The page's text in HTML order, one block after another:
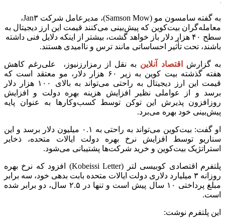
به گفته سامسون مو (Samson Mow)، مدیرعامل شرکت Jan۳،
معامله‌گران بیت‌کوین که پیش‌بینی می‌کنند قیمت این ارز دیجیتال به
سطح ۴۰ هزار دلار باز خواهد گشت، بیشتر از اینکه دلایل فنی داشته
باشند، تحت تأثیر احساساتی مانند ترس و ناامیدی هستند.
به گزارش اقتصاد آنلاین به نقل از
رمزارزنیوز، علی‌رغم کاهش
هفته گذشته بیت کوین به زیر ۶۰ هزار دلار، مو معتقد است که
قیمت این ارز دیجیتال به راحتی می‌تواند به بالای ۱۰۰ هزار دلار
برسد و از عواملی نظیر افزایش هزینه بهره دولت و افزایش
روزافزون پذیرش این توکن توسط کسب‌وکارها به عنوان پایه
پیش‌بینی خود بهره می‌برد.
او گفت: بیت‌کوین می‌تواند به راحتی به ۰.۱ میلیون دلار برسد و این
سناریو توسط افزایش نرخ بهره دولت ایالات متحده، ذخایر
استراتژیک بیت‌کوین و خرید شرکت‌ها پشتیبانی می‌شود.
پلتفرم اقتصادی کوبیسی لتر (Kobeissi Letter) افزود که نرخ بهره
روزانه ۳ میلیارد دلاری دولت ایالات متحده بابت بدهی خود، سه برابر
مبلغ پرداختی ۱۰ سال پیش است و تنها در ۲.۵ سال، دو برابر شده
است.
این پلتفرم نوشت: